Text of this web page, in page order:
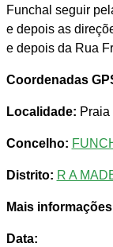
Funchal seguir
e depois as
e depois da Rua
Coordenadas
Localidade: Praia
Concelho:
Distrito: R A
Mais
Data: